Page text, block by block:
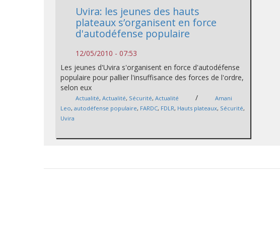
Uvira: les jeunes des hauts
plateaux s’organisent en force
d'autodéfense populaire
12/05/2010 - 07:53
Les jeunes d'Uvira s'organisent en force d'autodéfense
populaire pour pallier l'insuffisance des forces de l'ordre,
selon eux
Actualité,Actualité, Sécurité,Actualité /
Amani
Leo,autodéfense populaire, FARDC, FDLR, Hauts plateaux, Sécurité,
Uvira